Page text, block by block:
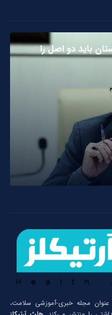
باید دو اصل را
1396 به عنوان مجله خبری-آموزشی سلامت،